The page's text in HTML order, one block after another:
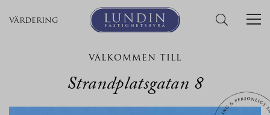
värdering
VÄLKOMMEN TILL
Strandplatsgatan 8